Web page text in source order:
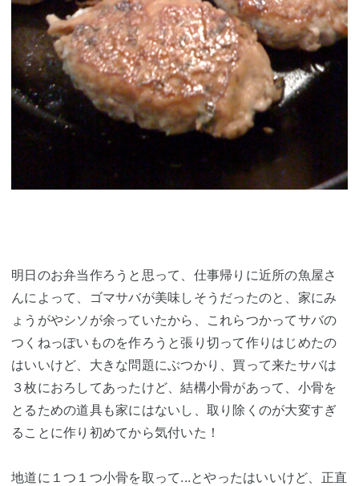
明日のお弁当作ろうと思って、仕事帰りに近所の魚屋さ
んによって、ゴマサバが美味しそうだったのと、家にみ
ょうがやシソが余っていたから、これらつかってサバの
つくねっぽいものを作ろうと張り切って作りはじめたの
はいいけど、大きな問題にぶつかり、買って来たサバは
３枚におろしてあったけど、結構小骨があって、小骨を
とるための道具も家にはないし、取り除くのが大変すぎ
ることに作り初めてから気付いた！
地道に１つ１つ小骨を取って...とやったはいいけど、正直